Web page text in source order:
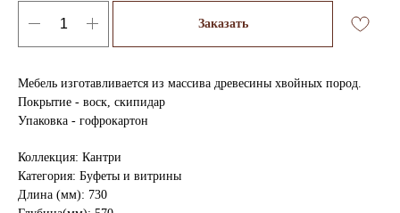
Заказать
Мебель изготавливается из массива древесины хвойных пород.
Покрытие - воск, скипидар
Упаковка - гофрокартон
Коллекция: Кантри
Категория: Буфеты и витрины
Длина (мм): 730